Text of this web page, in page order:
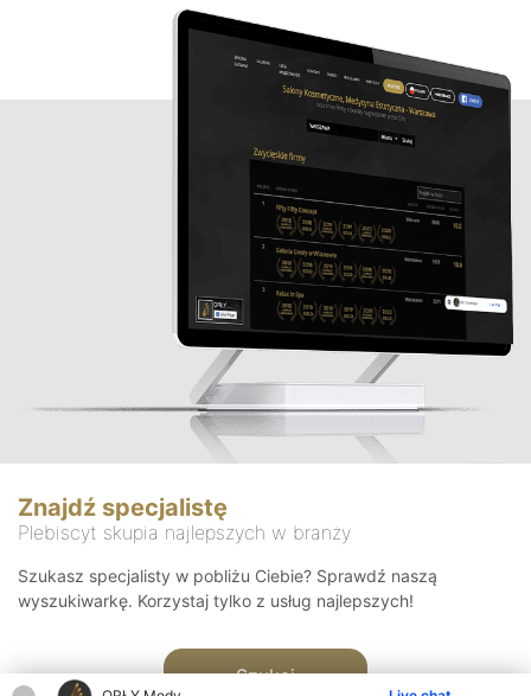
Znajdź specjalistę
Plebiscyt skupia najlepszych w branży
Szukasz specjalisty w pobliżu Ciebie? Sprawdź naszą
wyszukiwarkę. Korzystaj tylko z usług najlepszych!
Szukaj